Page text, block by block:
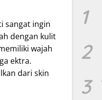
sangat ingin
dengan kulit
wajah
ektra.
dari skin
1
2
3